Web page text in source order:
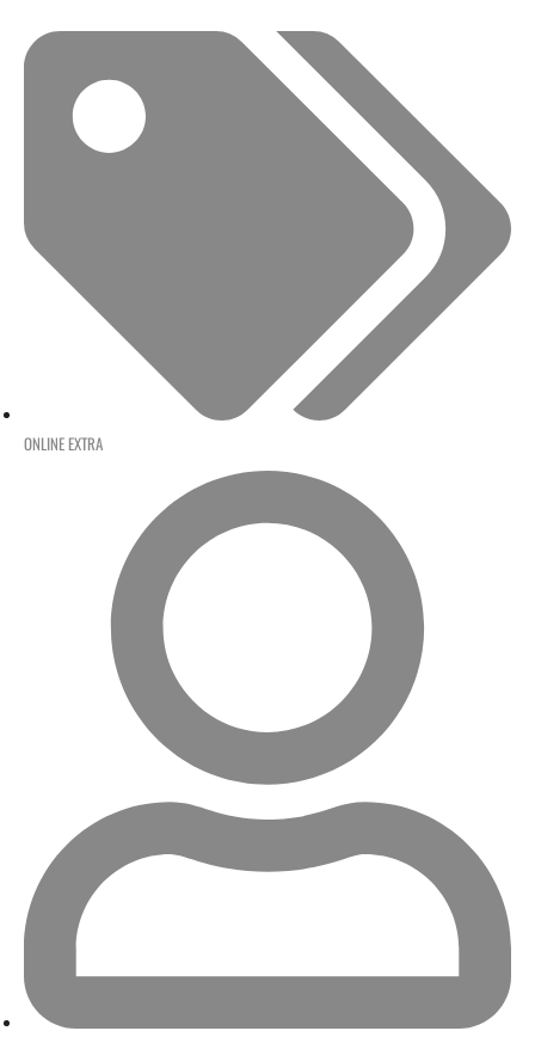
ONLINE EXTRA